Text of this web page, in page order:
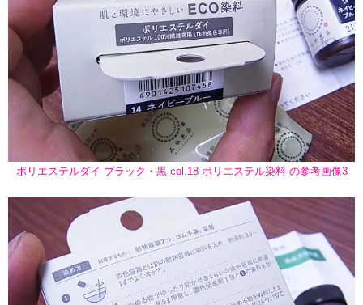
ポリエステルダイ ブラック・黒 col.18 ポリエステル染料 の参考画像3